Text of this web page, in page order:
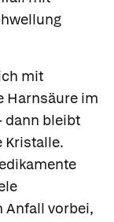
mit
Harnsäure im
dann bleibt
Kristalle.
Anfall vorbei,